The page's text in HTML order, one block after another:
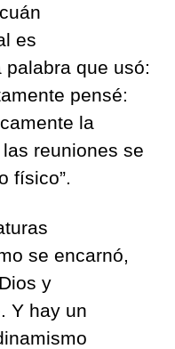
es
que usó:
pensé:
la
reuniones se
físico”.
se encarnó,
y
Y hay un